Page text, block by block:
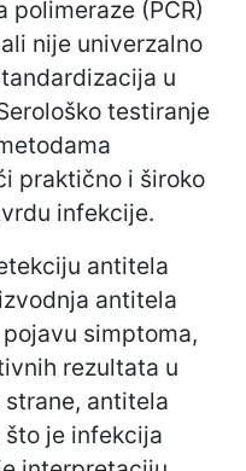
polimeraze (PCR)
nije univerzalno
u
testiranje
praktično i široko
infekcije.
antitela
antitela
simptoma,
rezultata u
antitela
je infekcija